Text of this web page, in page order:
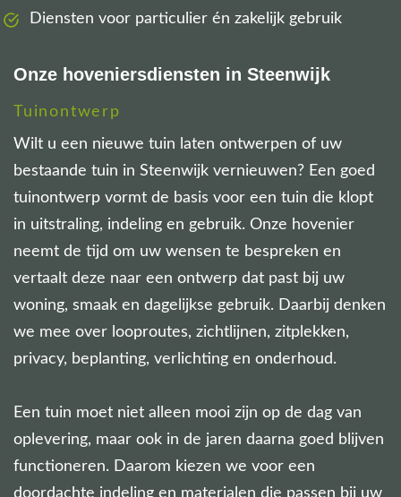
Diensten voor particulier én zakelijk gebruik
Onze hoveniersdiensten in Steenwijk
Tuinontwerp
Wilt u een nieuwe tuin laten ontwerpen of uw
bestaande tuin in Steenwijk vernieuwen? Een goed
tuinontwerp vormt de basis voor een tuin die klopt
in uitstraling, indeling en gebruik. Onze hovenier
neemt de tijd om uw wensen te bespreken en
vertaalt deze naar een ontwerp dat past bij uw
woning, smaak en dagelijkse gebruik. Daarbij denken
we mee over looproutes, zichtlijnen, zitplekken,
privacy, beplanting, verlichting en onderhoud.
Een tuin moet niet alleen mooi zijn op de dag van
oplevering, maar ook in de jaren daarna goed blijven
functioneren. Daarom kiezen we voor een
doordachte indeling en materialen die passen bij uw